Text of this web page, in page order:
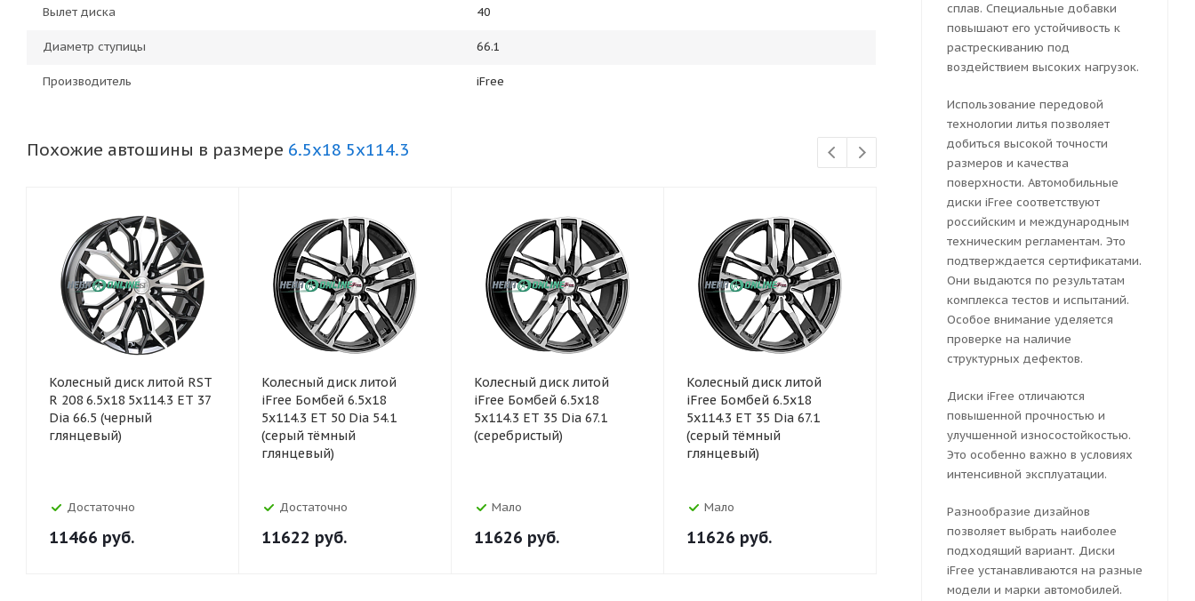
Вылет диска 40
Диаметр ступицы 66.1
Производитель iFree
Похожие автошины в размере 6.5x18 5x114.3
Колесный диск литой RST
R 208 6.5x18 5x114.3 ET 37
Dia 66.5 (черный
глянцевый)
Достаточно
11466 руб.
Колесный диск литой
iFree Бомбей 6.5x18
5x114.3 ET 50 Dia 54.1
(серый тёмный
глянцевый)
Достаточно
11622 руб.
Колесный диск литой
iFree Бомбей 6.5x18
5x114.3 ET 35 Dia 67.1
(серебристый)
Мало
11626 руб.
Колесный диск литой
iFree Бомбей 6.5x18
5x114.3 ET 35 Dia 67.1
(серый тёмный
глянцевый)
Мало
11626 руб.
iFree Бомбей 6.5x18
5x114.3 ET 35 Dia 67.1
(черный глянцевый)
Достаточно
11626руб. 11626
сплав. Специальные добавки
повышают его устойчивость к
растрескиванию под
воздействием высоких нагрузок.
Использование передовой
технологии литья позволяет
добиться высокой точности
размеров и качества
поверхности. Автомобильные
диски iFree соответствуют
российским и международным
техническим регламентам. Это
подтверждается сертификатами.
Они выдаются по результатам
комплекса тестов и испытаний.
Особое внимание уделяется
проверке на наличие
структурных дефектов.
Диски iFree отличаются
повышенной прочностью и
улучшенной износостойкостью.
Это особенно важно в условиях
интенсивной эксплуатации.
Разнообразие дизайнов
позволяет выбрать наиболее
подходящий вариант. Диски
iFree устанавливаются на разные
модели и марки автомобилей.